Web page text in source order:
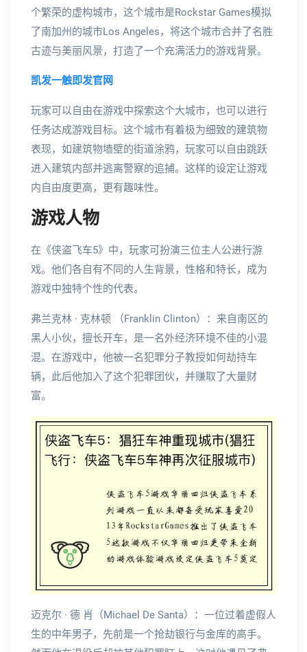
个繁荣的虚构城市，这个城市是Rockstar Games模拟
了南加州的城市Los Angeles，将这个城市合并了名胜
古迹与美丽风景，打造了一个充满活力的游戏背景。
凯发一触即发官网
玩家可以自由在游戏中探索这个大城市，也可以进行
任务达成游戏目标。这个城市有着极为细致的建筑物
表现，如建筑物墙壁的街道涂鸦，玩家可以自由跳跃
进入建筑内部并逃离警察的追捕。这样的设定让游戏
内自由度更高，更有趣味性。
游戏人物
在《侠盗飞车5》中，玩家可扮演三位主人公进行游
戏。他们各自有不同的人生背景，性格和特长，成为
游戏中独特个性的代表。
弗兰克林 · 克林顿 （Franklin Clinton）：来自南区的
黑人小伙，擅长开车，是一名外经济环境不佳的小混
混。在游戏中，他被一名犯罪分子教授如何劫持车
辆，此后他加入了这个犯罪团伙，并赚取了大量财
富。
迈克尔 · 德 肖（Michael De Santa）：一位过着虚假人
生的中年男子，先前是一个抢劫银行与金库的高手。